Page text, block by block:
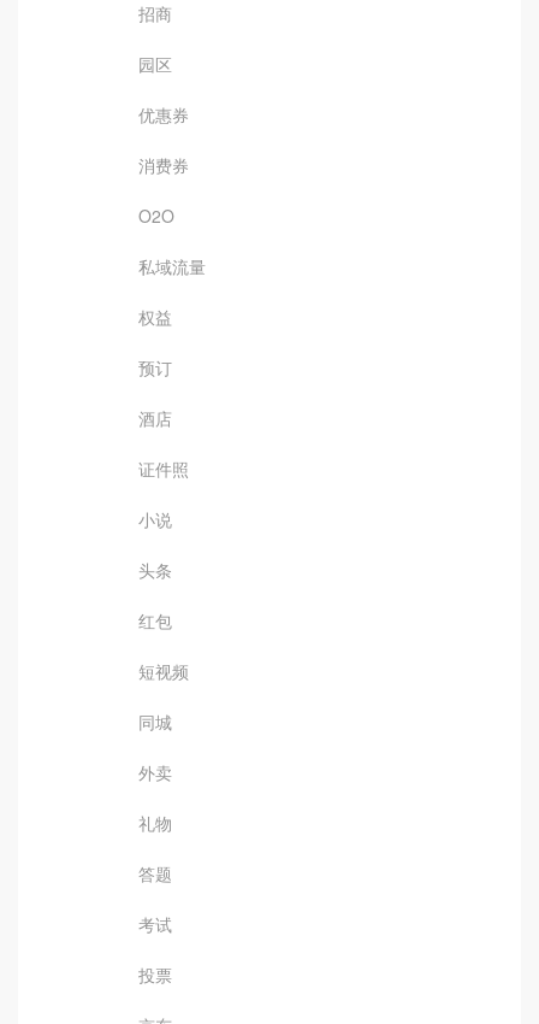
招商
园区
优惠券
消费券
O2O
私域流量
权益
预订
酒店
证件照
小说
头条
红包
短视频
同城
外卖
礼物
答题
考试
投票